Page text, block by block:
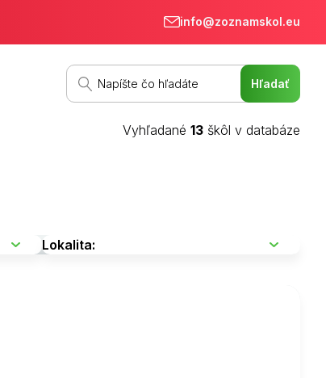
info@zoznamskol.eu
Vyhľadané 13 škôl v databáze